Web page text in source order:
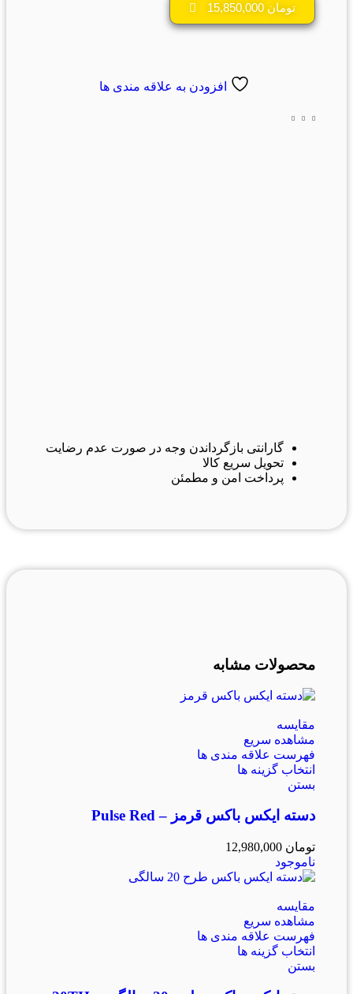
تومان
افزودن به علاقه مندی ها
گارانتی بازگرداندن وجه در صورت عدم رضایت
تحویل سریع کالا
پرداخت امن و مطمئن
محصولات مشابه
مقایسه
مشاهده سریع
فهرست علاقه مندی ها
انتخاب گزینه ها
بستن
دسته ایکس باکس قرمز – Pulse Red
تومان
ناموجود
مقایسه
مشاهده سریع
فهرست علاقه مندی ها
انتخاب گزینه ها
بستن